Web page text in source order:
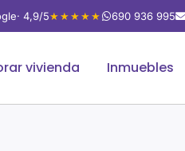
· 4,9/5★★★★★ 690 936 995
vivienda Inmuebles